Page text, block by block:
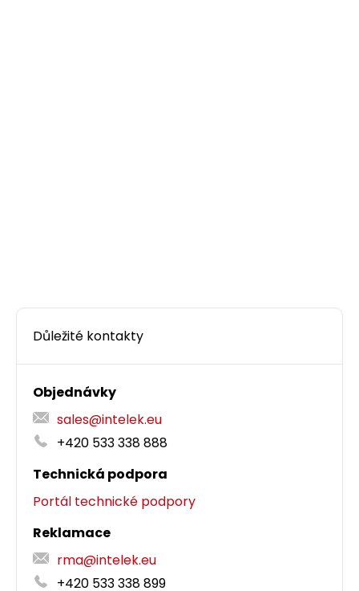
Důležité kontakty
Objednávky
sales@intelek.eu
+420 533 338 888
Technická podpora
Portál technické podpory
Reklamace
rma@intelek.eu
+420 533 338 899